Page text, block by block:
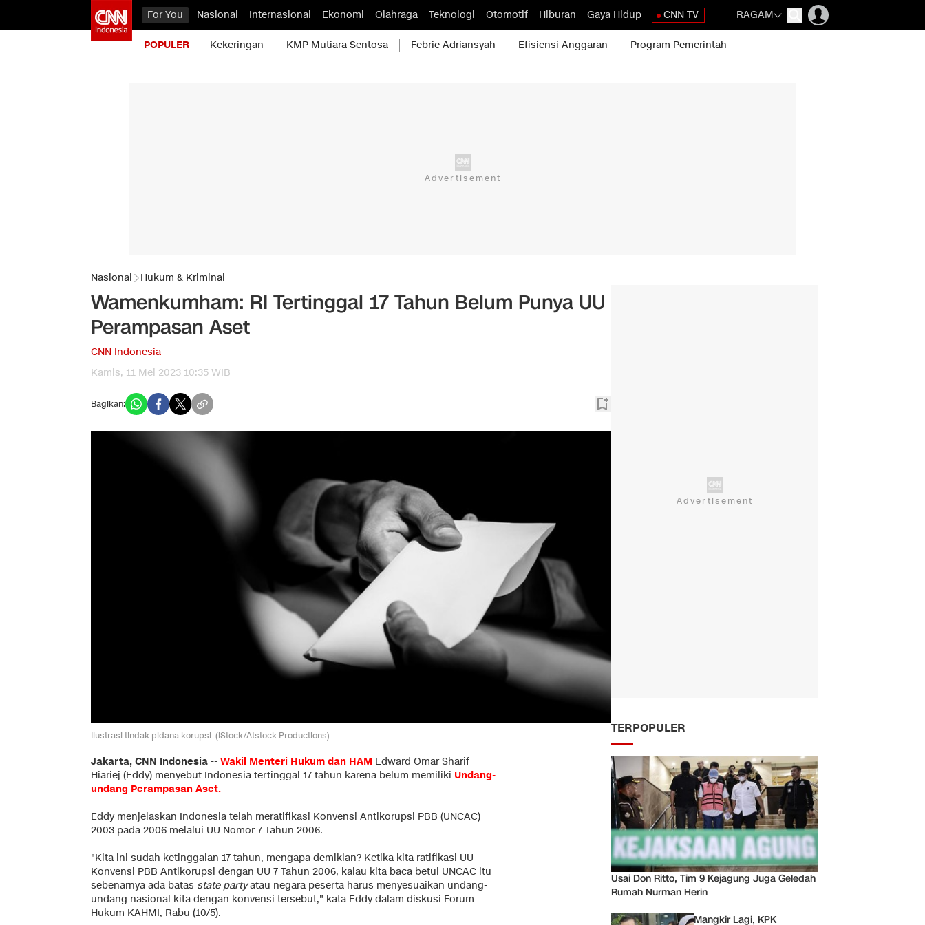
For You Nasional Internasional Ekonomi Olahraga Teknologi Otomotif Hiburan Gaya Hidup CNN TV RAGAM
POPULER Kekeringan KMP Mutiara Sentosa Febrie Adriansyah Efisiensi Anggaran Program Pemerintah
Nasional Hukum & Kriminal
Wamenkumham: RI Tertinggal 17 Tahun Belum Punya UU
Perampasan Aset
CNN Indonesia
Kamis, 11 Mei 2023 10:35 WIB
Bagikan:
Ilustrasi tindak pidana korupsi. (iStock/Atstock Productions)
Jakarta, CNN Indonesia -- Wakil Menteri Hukum dan HAM Edward Omar Sharif
Hiariej (Eddy) menyebut Indonesia tertinggal 17 tahun karena belum memiliki Undang-
undang Perampasan Aset.
Eddy menjelaskan Indonesia telah meratifikasi Konvensi Antikorupsi PBB (UNCAC)
2003 pada 2006 melalui UU Nomor 7 Tahun 2006.
"Kita ini sudah ketinggalan 17 tahun, mengapa demikian? Ketika kita ratifikasi UU
Konvensi PBB Antikorupsi dengan UU 7 Tahun 2006, kalau kita baca betul UNCAC itu
sebenarnya ada batas state partyatau negara peserta harus menyesuaikan undang-
undang nasional kita dengan konvensi tersebut," kata Eddy dalam diskusi Forum
Hukum KAHMI, Rabu (10/5).
TERPOPULER
Usai Don Ritto, Tim 9 Kejagung Juga Geledah
Rumah Nurman Herin
Mangkir Lagi, KPK